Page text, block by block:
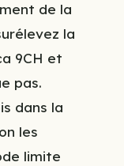
de la
la
9CH et
pas.
dans la
les
limite